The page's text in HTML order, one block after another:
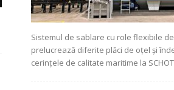
Sistemul de sablare cu role flexibile
prelucrează diferite plăci de oțel și
cerințele de calitate maritime la